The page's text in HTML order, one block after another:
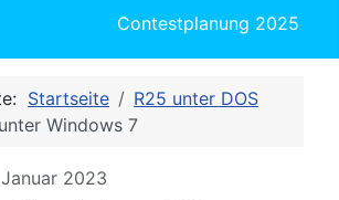
Contestplanung 2025
Startseite
R25 unter DOS
Windows 7
2023